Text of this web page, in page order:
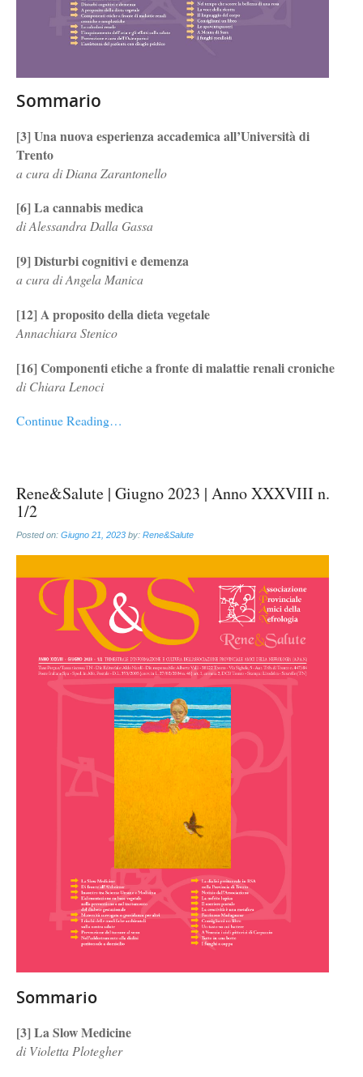
Sommario
[3] Una nuova esperienza accademica all’Università di
Trento
a cura di Diana Zarantonello
[6] La cannabis medica
di Alessandra Dalla Gassa
[9] Disturbi cognitivi e demenza
a cura di Angela Manica
[12] A proposito della dieta vegetale
Annachiara Stenico
[16] Componenti etiche a fronte di malattie renali croniche
di Chiara Lenoci
Continue Reading…
Rene&Salute | Giugno 2023 | Anno XXXVIII n.
1/2
Posted on: Giugno 21, 2023 by: Rene&Salute
Sommario
[3] La Slow Medicine
di Violetta Plotegher